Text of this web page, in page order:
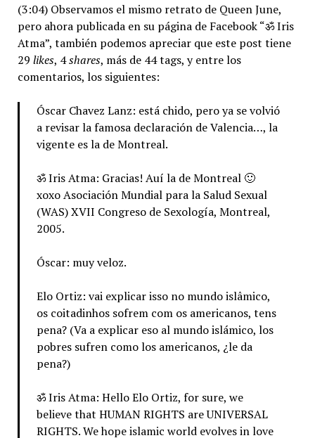
(3:04) Observamos el mismo retrato de Queen June,
pero ahora publicada en su página de Facebook “ॐ Iris
Atma”, también podemos apreciar que este post tiene
29 likes, 4shares, más de 44 tags, y entre los
comentarios, los siguientes:
Óscar Chavez Lanz: está chido, pero ya se volvió
a revisar la famosa declaración de Valencia…, la
vigente es la de Montreal.
ॐ Iris Atma: Gracias! Auí la de Montreal 🙂
xoxo Asociación Mundial para la Salud Sexual
(WAS) XVII Congreso de Sexología, Montreal,
2005.
Óscar: muy veloz.
Elo Ortiz: vai explicar isso no mundo islâmico,
os coitadinhos sofrem com os americanos, tens
pena? (Va a explicar eso al mundo islámico, los
pobres sufren como los americanos, ¿le da
pena?)
ॐ Iris Atma: Hello Elo Ortiz, for sure, we
believe that HUMAN RIGHTS are UNIVERSAL
RIGHTS. We hope islamic world evolves in love